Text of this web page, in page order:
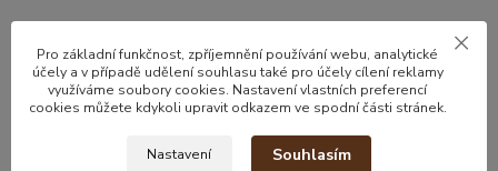
Zboží zařazeno v kategoriích
Džemy a melasy
Pro základní funkčnost, zpříjemnění používání webu, analytické
účely a v případě udělení souhlasu také pro účely cílení reklamy
využíváme soubory cookies. Nastavení vlastních preferencí
cookies můžete kdykoli upravit odkazem ve spodní části stránek.
Nastavení Souhlasím